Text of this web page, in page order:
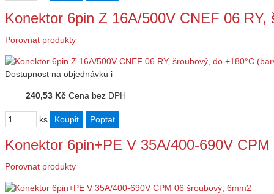
Konektor 6pin Z 16A/500V CNEF 06
Porovnat produkty
Dostupnost na objednávku i
240,53 Kč Cena bez DPH
ks
Konektor 6pin+PE V 35A/400-690V
Porovnat produkty